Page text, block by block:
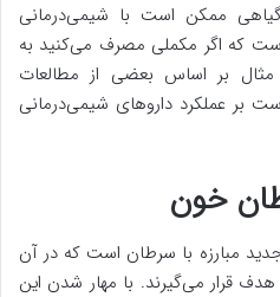
ممکن است با شیمی‌درمانی
که اگر مکملی مصرف می‌کنید به
بر اساس بعضی از مطالعات
عملکرد داروهای شیمی‌درمانی
خون
مبارزه با سرطان است که در آن
قرار می‌گیرند. با مهار شدن این